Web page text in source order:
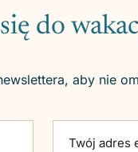
do
aby nie
Twój adres